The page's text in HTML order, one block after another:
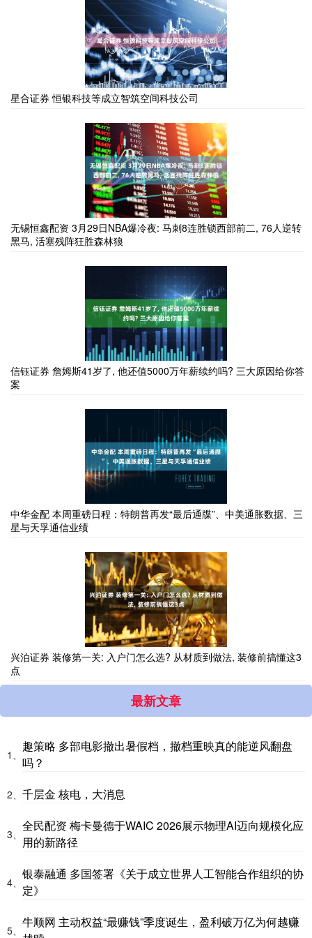
星合证券 恒银科技等成立智筑空间科技公司
无锡恒鑫配资 3月29日NBA爆冷夜: 马刺8连胜锁西部前二, 76人逆转
黑马, 活塞残阵狂胜森林狼
信钰证券 詹姆斯41岁了, 他还值5000万年薪续约吗? 三大原因给你答
案
中华金配 本周重磅日程：特朗普再发“最后通牒”、中美通胀数据、三
星与天孚通信业绩
兴泊证券 装修第一关: 入户门怎么选? 从材质到做法, 装修前搞懂这3
点
最新文章
1、
趣策略 多部电影撤出暑假档，撤档重映真的能逆风翻盘
吗？
2、 千层金 核电，大消息
3、
全民配资 梅卡曼德于WAIC 2026展示物理AI迈向规模化应
用的新路径
4、
银泰融通 多国签署《关于成立世界人工智能合作组织的协
定》
5、
牛顺网 主动权益“最赚钱”季度诞生，盈利破万亿为何越赚